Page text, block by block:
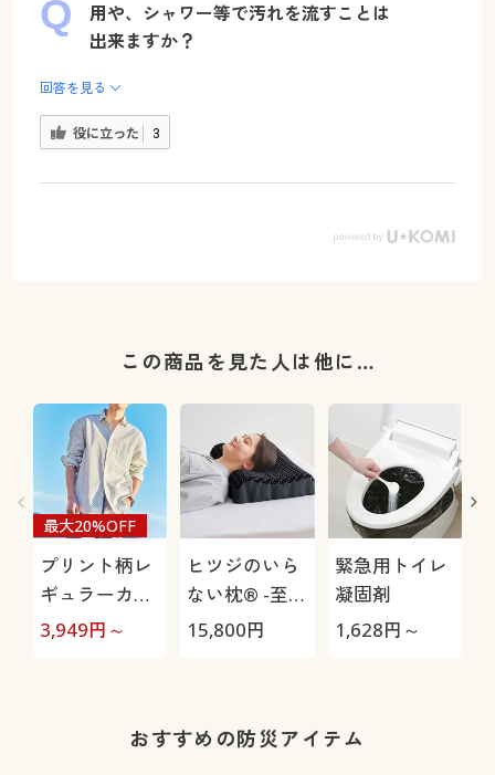
用や、シャワー等で汚れを流すことは
出来ますか？
回答を見る
役に立った 3
この商品を見た人は他に…
プリント柄レ
ギュラーカラ
ーシャツ(長
最大20%OFF
3,949円～
ヒツジのいら
ない枕® -至
極-
15,800円
緊急用トイレ
凝固剤
1,628円～
おすすめの防災アイテム